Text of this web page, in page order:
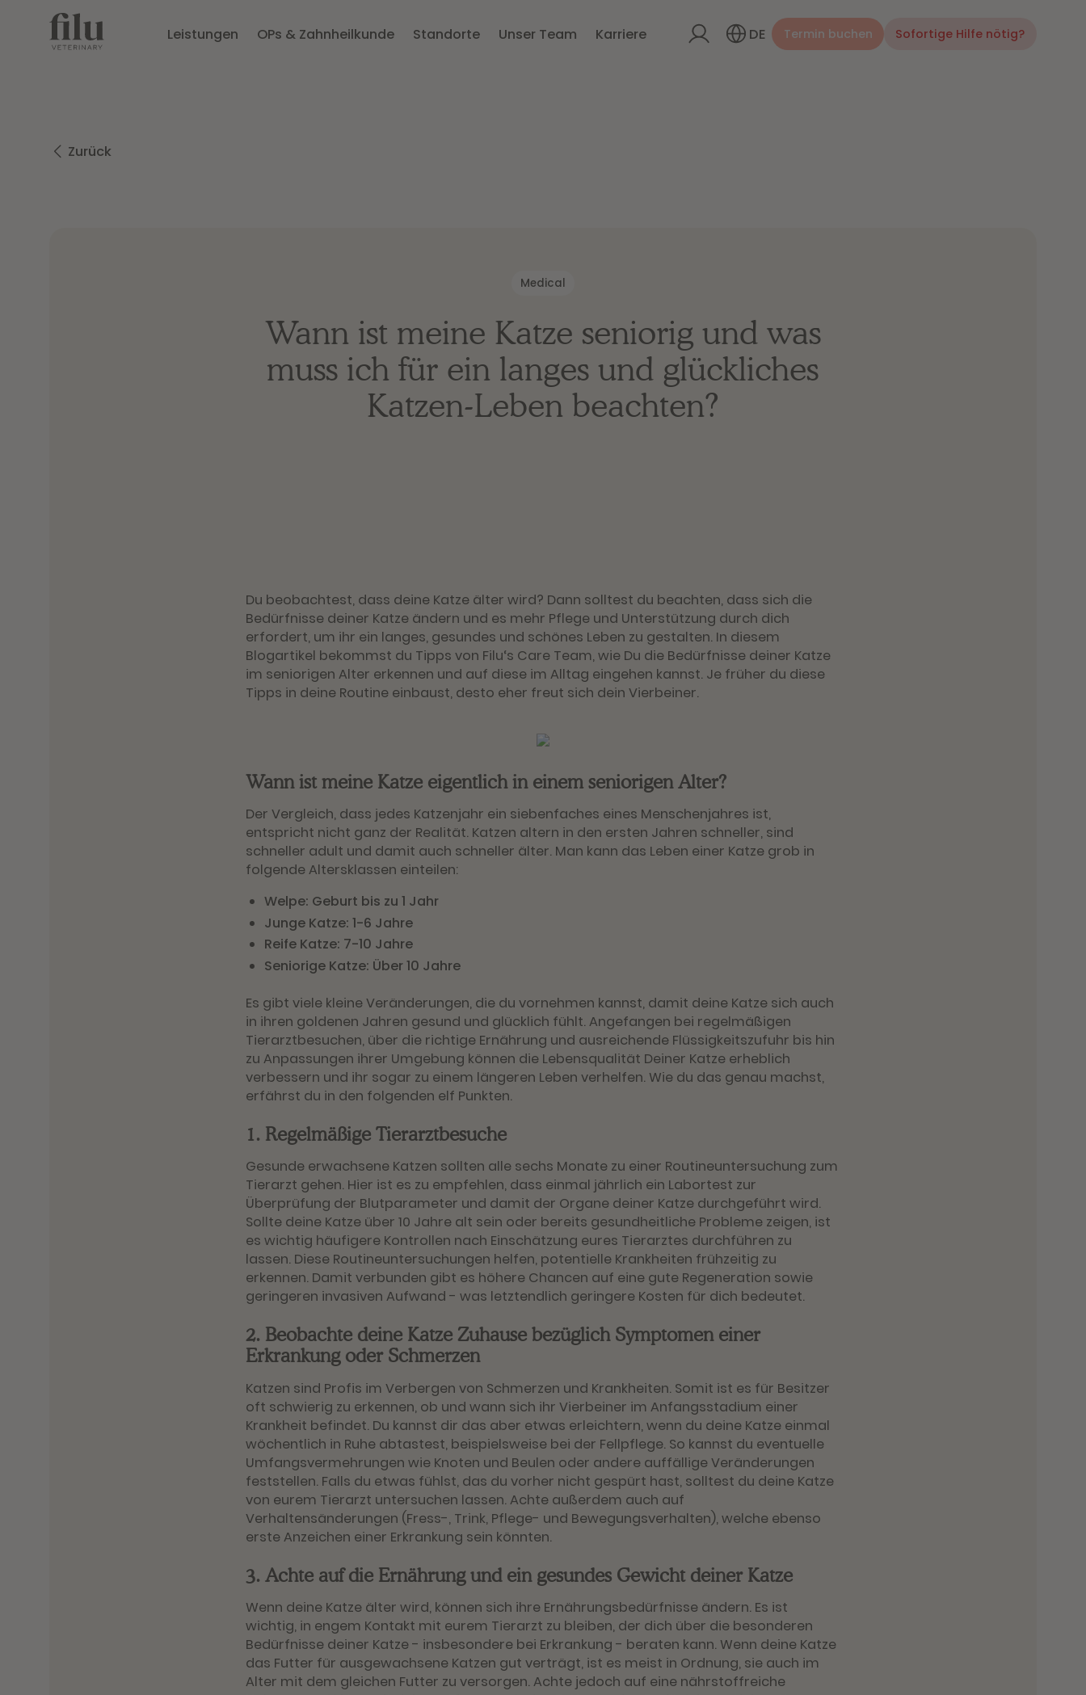
Leistungen OPs & Zahnheilkunde Standorte Unser Team Karriere DE Termin buchen Sofortige Hilfe nötig?
Zurück
Medical
Wann ist meine Katze seniorig und was
muss ich für ein langes und glückliches
Katzen-Leben beachten?
Du beobachtest, dass deine Katze älter wird? Dann solltest du beachten, dass sich die
Bedürfnisse deiner Katze ändern und es mehr Pflege und Unterstützung durch dich
erfordert, um ihr ein langes, gesundes und schönes Leben zu gestalten. In diesem
Blogartikel bekommst du Tipps von Filu‘s Care Team, wie Du die Bedürfnisse deiner Katze
im seniorigen Alter erkennen und auf diese im Alltag eingehen kannst. Je früher du diese
Tipps in deine Routine einbaust, desto eher freut sich dein Vierbeiner.
Wann ist meine Katze eigentlich in einem seniorigen Alter?
Der Vergleich, dass jedes Katzenjahr ein siebenfaches eines Menschenjahres ist,
entspricht nicht ganz der Realität. Katzen altern in den ersten Jahren schneller, sind
schneller adult und damit auch schneller älter. Man kann das Leben einer Katze grob in
folgende Altersklassen einteilen:
Welpe: Geburt bis zu 1 Jahr
Junge Katze: 1-6 Jahre
Reife Katze: 7-10 Jahre
Seniorige Katze: Über 10 Jahre
Es gibt viele kleine Veränderungen, die du vornehmen kannst, damit deine Katze sich auch
in ihren goldenen Jahren gesund und glücklich fühlt. Angefangen bei regelmäßigen
Tierarztbesuchen, über die richtige Ernährung und ausreichende Flüssigkeitszufuhr bis hin
zu Anpassungen ihrer Umgebung können die Lebensqualität Deiner Katze erheblich
verbessern und ihr sogar zu einem längeren Leben verhelfen. Wie du das genau machst,
erfährst du in den folgenden elf Punkten.
1. Regelmäßige Tierarztbesuche
Gesunde erwachsene Katzen sollten alle sechs Monate zu einer Routineuntersuchung zum
Tierarzt gehen. Hier ist es zu empfehlen, dass einmal jährlich ein Labortest zur
Überprüfung der Blutparameter und damit der Organe deiner Katze durchgeführt wird.
Sollte deine Katze über 10 Jahre alt sein oder bereits gesundheitliche Probleme zeigen, ist
es wichtig häufigere Kontrollen nach Einschätzung eures Tierarztes durchführen zu
lassen. Diese Routineuntersuchungen helfen, potentielle Krankheiten frühzeitig zu
erkennen. Damit verbunden gibt es höhere Chancen auf eine gute Regeneration sowie
geringeren invasiven Aufwand - was letztendlich geringere Kosten für dich bedeutet.
2. Beobachte deine Katze Zuhause bezüglich Symptomen einer
Erkrankung oder Schmerzen
Katzen sind Profis im Verbergen von Schmerzen und Krankheiten. Somit ist es für Besitzer
oft schwierig zu erkennen, ob und wann sich ihr Vierbeiner im Anfangsstadium einer
Krankheit befindet. Du kannst dir das aber etwas erleichtern, wenn du deine Katze einmal
wöchentlich in Ruhe abtastest, beispielsweise bei der Fellpflege. So kannst du eventuelle
Umfangsvermehrungen wie Knoten und Beulen oder andere auffällige Veränderungen
feststellen. Falls du etwas fühlst, das du vorher nicht gespürt hast, solltest du deine Katze
von eurem Tierarzt untersuchen lassen. Achte außerdem auch auf
Verhaltensänderungen (Fress-, Trink, Pflege- und Bewegungsverhalten), welche ebenso
erste Anzeichen einer Erkrankung sein könnten.
3. Achte auf die Ernährung und ein gesundes Gewicht deiner Katze
Wenn deine Katze älter wird, können sich ihre Ernährungsbedürfnisse ändern. Es ist
wichtig, in engem Kontakt mit eurem Tierarzt zu bleiben, der dich über die besonderen
Bedürfnisse deiner Katze - insbesondere bei Erkrankung - beraten kann. Wenn deine Katze
das Futter für ausgewachsene Katzen gut verträgt, ist es meist in Ordnung, sie auch im
Alter mit dem gleichen Futter zu versorgen. Achte jedoch auf eine nährstoffreiche